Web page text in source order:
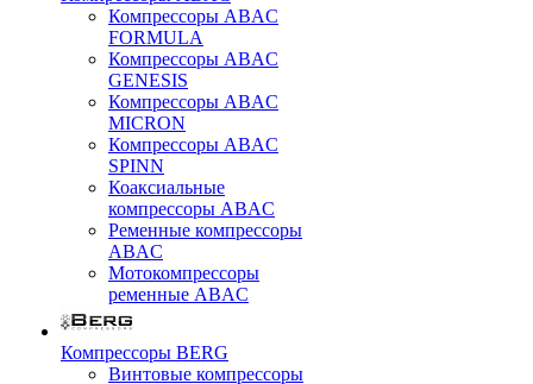
Компрессоры ABAC
FORMULA
Компрессоры ABAC
GENESIS
Компрессоры ABAC
MICRON
Компрессоры ABAC
SPINN
Коаксиальные
компрессоры ABAC
Ременные компрессоры
ABAC
Мотокомпрессоры
ременные ABAC
Компрессоры BERG
Винтовые компрессоры